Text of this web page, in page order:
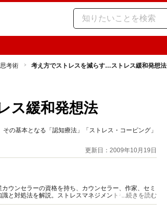
考術 考え方でストレスを減らす…ストレス緩和発想法
ス緩和発想法
の基本となる「認知療法」「ストレス・コーピング」
更新日：2009年10月19日
ウンセラーの資格を持ち、カウンセラー、作家、セミ
と対処法を解説。ストレスマネジメントやメンタルケ
...続きを読む